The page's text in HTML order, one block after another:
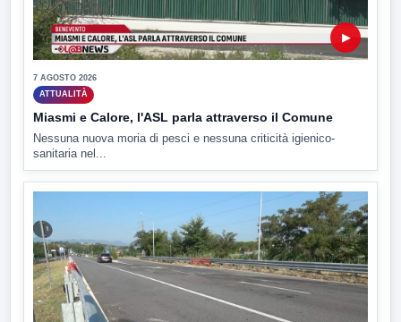
▶
7 AGOSTO 2026
ATTUALITÀ
Miasmi e Calore, l'ASL parla attraverso il Comune
Nessuna nuova moria di pesci e nessuna criticità igienico-
sanitaria nel...